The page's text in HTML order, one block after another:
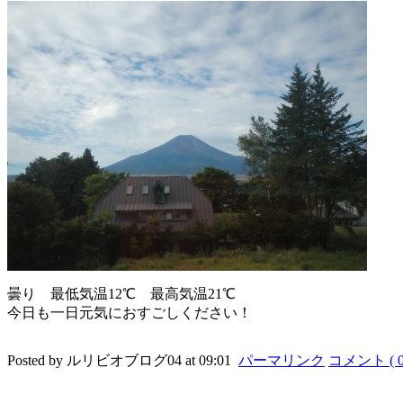
曇り 最低気温12℃ 最高気温21℃
今日も一日元気におすごしください！
Posted by ルリビオブログ04 at 09:01 パーマリンク コメント (